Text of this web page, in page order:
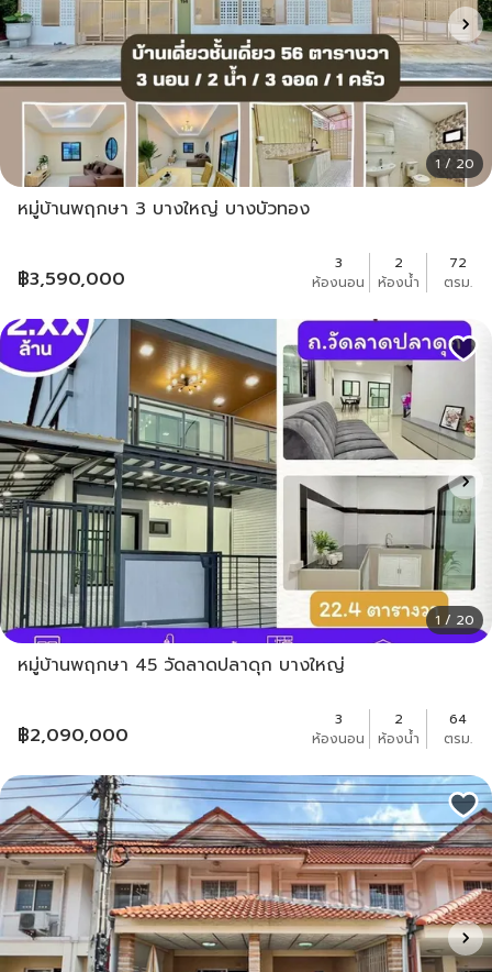
1 / 20
หมู่บ้านพฤกษา 3 บางใหญ่ บางบัวทอง
฿3,590,000
3
ห้องนอน
2
ห้องน้ำ
72
ตรม.
1 / 20
หมู่บ้านพฤกษา 45 วัดลาดปลาดุก บางใหญ่
฿2,090,000
3
ห้องนอน
2
ห้องน้ำ
64
ตรม.